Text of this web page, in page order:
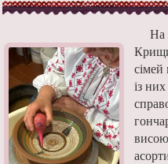
На
сімей
із